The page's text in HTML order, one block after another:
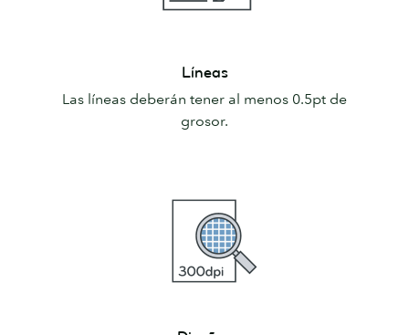
Líneas
Las líneas deberán tener al menos 0.5pt de
grosor.